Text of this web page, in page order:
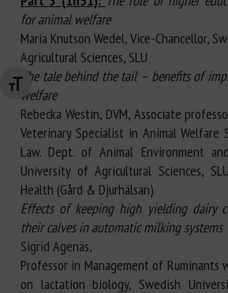
Changer la taille de la police
for animal welfare
Maria Knutson Wedel, Vice-Chancellor,
Agricultural Sciences, SLU
The tale behind the tail – benefits of
welfare
Rebecka Westin, DVM, Associate
Veterinary Specialist in Animal Welfare
Law. Dept. of Animal Environment
University of Agricultural Sciences,
Health (Gård & Djurhälsan)
Effects of keeping high yielding dairy
their calves in automatic milking systems
Sigrid Agenäs,
Professor in Management of Ruminants
on lactation biology, Swedish